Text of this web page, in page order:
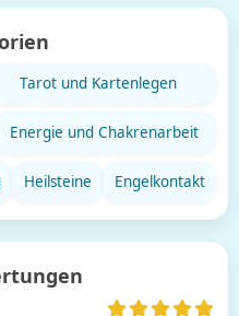
Tarot und Kartenlegen
Energie und Chakrenarbeit
Heilsteine Engelkontakt